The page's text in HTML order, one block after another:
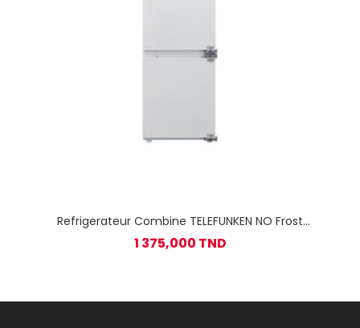
Refrigerateur Combine TELEFUNKEN NO Frost
Encastrable
1 375,000 TND